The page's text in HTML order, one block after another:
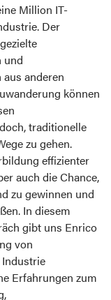
Million IT-
Der
und
anderen
können
traditionelle
zu gehen.
effizienter
auch die Chance,
zu gewinnen und
In diesem
gibt uns Enrico
von
Erfahrungen zum